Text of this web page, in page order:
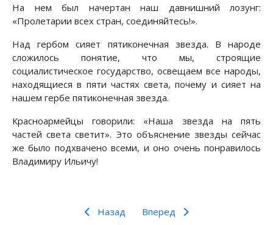
На нем был начертан наш давнишний лозунг:
«Пролетарии всех стран, соединяйтесь!».
Над гербом сияет пятиконечная звезда. В народе
сложилось понятие, что мы, строящие
социалистическое государство, освещаем все народы,
находящиеся в пяти частях света, почему и сияет на
нашем гербе пятиконечная звезда.
Красноармейцы говорили: «Наша звезда на пять
частей света светит». Это объяснение звезды сейчас
же было подхвачено всеми, и оно очень понравилось
Владимиру Ильичу!
Назад Вперед